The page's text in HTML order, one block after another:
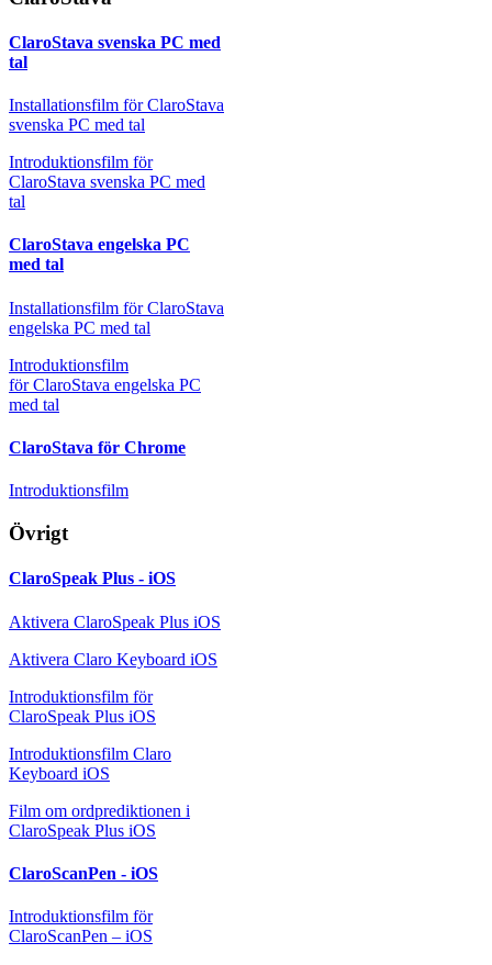
ClaroStava svenska PC med
tal
Installationsfilm för ClaroStava
svenska PC med tal
Introduktionsfilm för
ClaroStava svenska PC med
tal
ClaroStava engelska PC
med tal
Installationsfilm för ClaroStava
engelska PC med tal
Introduktionsfilm
för ClaroStava engelska PC
med tal
ClaroStava för Chrome
Introduktionsfilm
Övrigt
ClaroSpeak Plus - iOS
Aktivera ClaroSpeak Plus iOS
Aktivera Claro Keyboard iOS
Introduktionsfilm för
ClaroSpeak Plus iOS
Introduktionsfilm Claro
Keyboard iOS
Film om ordprediktionen i
ClaroSpeak Plus iOS
ClaroScanPen - iOS
Introduktionsfilm för
ClaroScanPen – iOS